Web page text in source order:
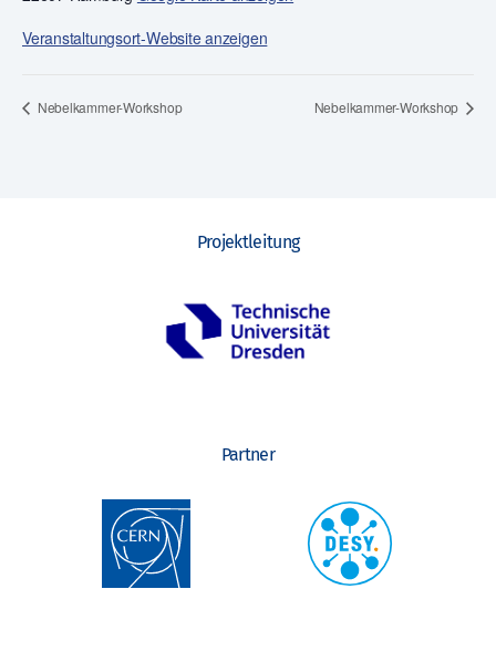
Veranstaltungsort-Website anzeigen
Nebelkammer-Workshop Nebelkammer-Workshop
Projektleitung
Partner